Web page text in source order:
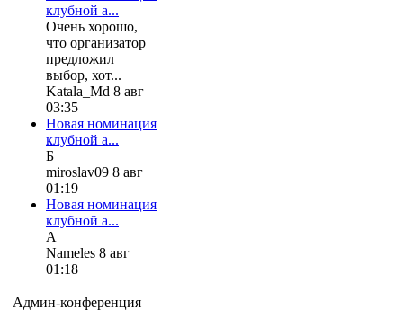
клубной а...
Очень хорошо,
что организатор
предложил
выбор, хот...
Katala_Md 8 авг
03:35
Новая номинация
клубной а...
Б
miroslav09 8 авг
01:19
Новая номинация
клубной а...
А
Nameles 8 авг
01:18
Админ-конференция